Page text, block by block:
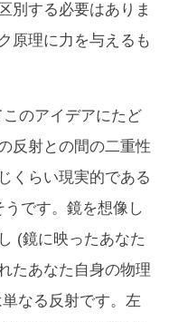
別する必要はありま
原理に力を与えるも
のアイデアにたど
反射との間の二重性
くらい現実的である
です。鏡を想像し
(鏡に映ったあなた
たあなた自身の物理
なる反射です。左